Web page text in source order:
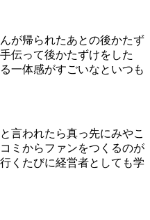
が帰られたあとの後かたず
伝って後かたずけをした
一体感がすごいなといつも
言われたら真っ先にみやこ
ミからファンをつくるのが
くたびに経営者としても学